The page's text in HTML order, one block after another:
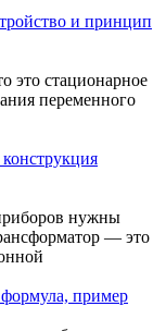
и принцип
это стационарное
переменного
нужны
— это
пример